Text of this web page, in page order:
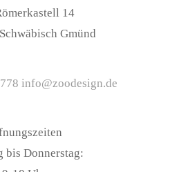
14
Gmünd
info@zoodesign.de
bis Don­ners­tag: